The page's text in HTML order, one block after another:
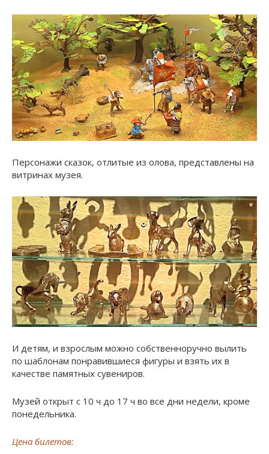
Персонажи сказок, отлитые из олова, представлены на
витринах музея.
И детям, и взрослым можно собственноручно вылить
по шаблонам понравившиеся фигуры и взять их в
качестве памятных сувениров.
Музей открыт с 10 ч до 17 ч во все дни недели, кроме
понедельника.
Цена билетов: